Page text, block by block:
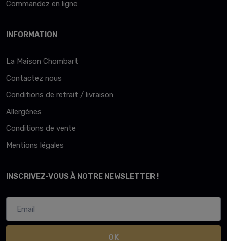
Commandez en ligne
INFORMATION
La Maison Chombart
Contactez nous
Conditions de retrait / livraison
Allergènes
Conditions de vente
Mentions légales
INSCRIVEZ-VOUS À NOTRE NEWSLETTER !
OK